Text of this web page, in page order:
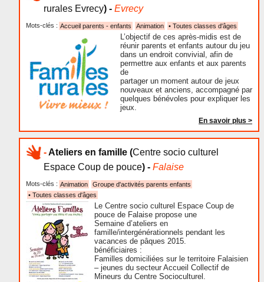
rurales Evrecy) - Evrecy
Mots-clés : Accueil parents - enfants Animation • Toutes classes d'âges
L’objectif de ces après-midis est de
réunir parents et enfants autour du jeu
dans un endroit convivial, afin de
permettre aux enfants et aux parents
de
partager un moment autour de jeux
nouveaux et anciens, accompagné par
quelques bénévoles pour expliquer les
jeux.
En savoir plus >
-Ateliers en famille (Centre socio culturel
Espace Coup de pouce) - Falaise
Mots-clés : Animation
Groupe d'activités parents enfants
• Toutes classes d'âges
Le Centre socio culturel Espace Coup de
pouce de Falaise propose une
Semaine d’ateliers en
famille/intergénérationnels pendant les
vacances de pâques 2015.
bénéficiaires :
Familles domiciliées sur le territoire Falaisien
– jeunes du secteur Accueil Collectif de
Mineurs du Centre Socioculturel.